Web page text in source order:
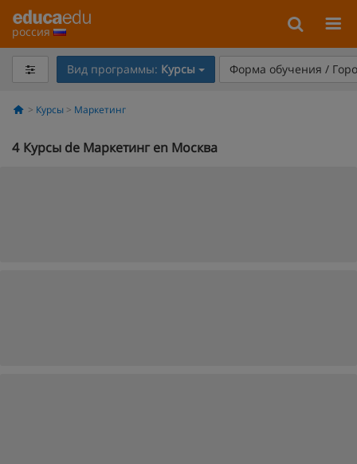
россия
Вид программы: Курсы Форма обучения /
Курсы Маркетинг
4 Курсы de Маркетинг en Москва